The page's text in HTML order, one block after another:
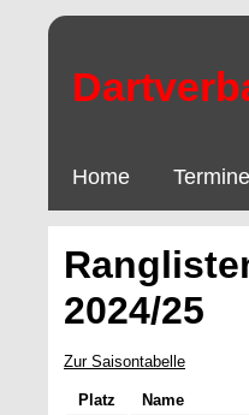
Home Termine
2024/25
Zur Saisontabelle
Platz Name